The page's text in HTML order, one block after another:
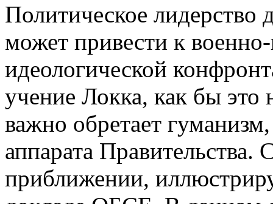
Политическое лидерство
может привести к
идеологической
учение Локка, как бы это
важно обретает
аппарата
приближении,